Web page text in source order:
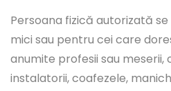
Persoana fizică autorizată
mici sau pentru cei care
anumite profesii sau meserii,
instalatorii, coafezele,